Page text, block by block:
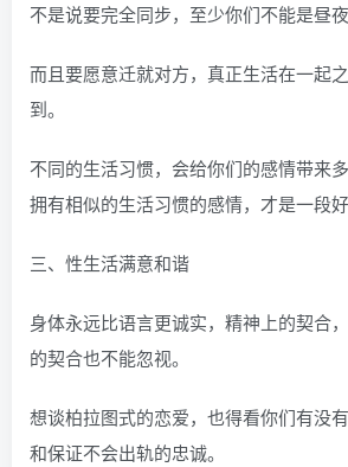
不是说要完全同步，至少你们不能是昼夜
而且要愿意迁就对方，真正生活在一起
到。
不同的生活习惯，会给你们的感情带来多
拥有相似的生活习惯的感情，才是一段好
三、性生活满意和谐
身体永远比语言更诚实，精神上的契合
的契合也不能忽视。
想谈柏拉图式的恋爱，也得看你们有没
和保证不会出轨的忠诚。